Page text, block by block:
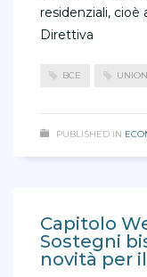
residenziali, cioè
Direttiva
BCE
PUBLISHED IN
Capitolo
Sostegni
novità per